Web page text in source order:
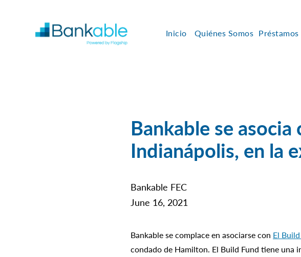
Inicio Quiénes Somos Préstamos
Bankable se
Indianápolis, en la
Bankable FEC
June 16, 2021
Bankable se complace en asociarse con El
condado de Hamilton. El Build Fund tiene una